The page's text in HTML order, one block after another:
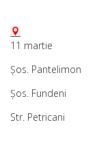
11 martie
Șos. Pantelimon
Șos. Fundeni
Str. Petricani